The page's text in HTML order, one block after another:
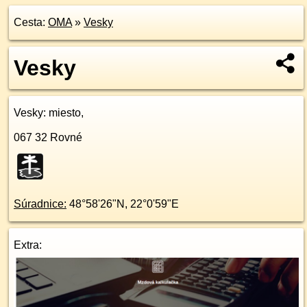
Cesta: OMA» Vesky
Vesky
Vesky: miesto,
067 32 Rovné
Súradnice: 48°58'26"N , 22°0'59"E
Extra: